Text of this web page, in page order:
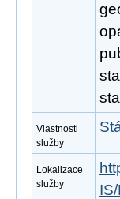
Vlastnosti
služby
Lokalizace
služby